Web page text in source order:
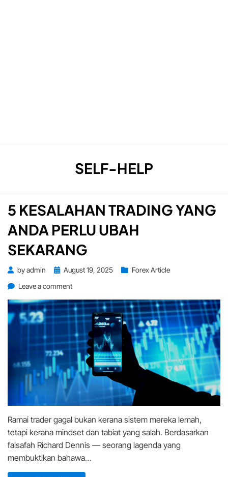
TAG
:
SELF-HELP
5 KESALAHAN TRADING YANG
ANDA PERLU UBAH
SEKARANG
byadmin
PostedAugust 19, 2025
Forex Article
Leave a commenton
Kesalahan
Trading
Anda
Perlu
Ubah
Sekarang
Ramai trader gagal bukan kerana sistem mereka lemah,
tetapi kerana mindset dan tabiat yang salah. Berdasarkan
falsafah Richard Dennis — seorang lagenda yang
membuktikan bahawa…